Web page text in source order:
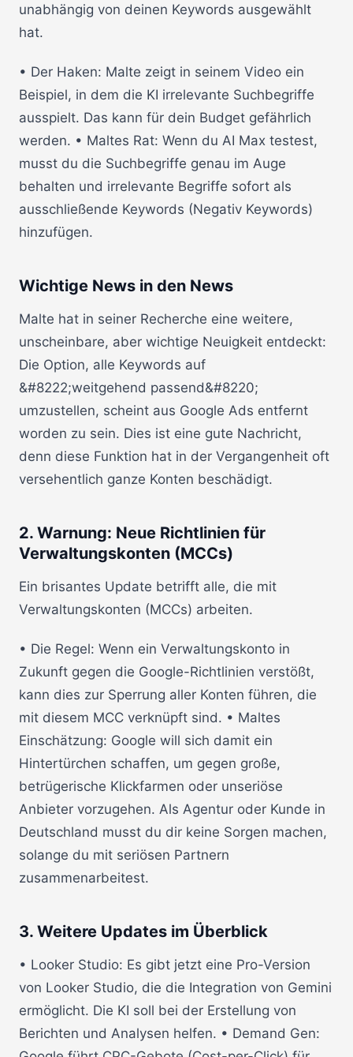
unabhängig von deinen Keywords ausgewählt
hat.
• Der Haken: Malte zeigt in seinem Video ein
Beispiel, in dem die KI irrelevante Suchbegriffe
ausspielt. Das kann für dein Budget gefährlich
werden. • Maltes Rat: Wenn du AI Max testest,
musst du die Suchbegriffe genau im Auge
behalten und irrelevante Begriffe sofort als
ausschließende Keywords (Negativ Keywords)
hinzufügen.
Wichtige News in den News
Malte hat in seiner Recherche eine weitere,
unscheinbare, aber wichtige Neuigkeit entdeckt:
Die Option, alle Keywords auf
&#8222;weitgehend passend&#8220;
umzustellen, scheint aus Google Ads entfernt
worden zu sein. Dies ist eine gute Nachricht,
denn diese Funktion hat in der Vergangenheit oft
versehentlich ganze Konten beschädigt.
2. Warnung: Neue Richtlinien für
Verwaltungskonten (MCCs)
Ein brisantes Update betrifft alle, die mit
Verwaltungskonten (MCCs) arbeiten.
• Die Regel: Wenn ein Verwaltungskonto in
Zukunft gegen die Google-Richtlinien verstößt,
kann dies zur Sperrung aller Konten führen, die
mit diesem MCC verknüpft sind. • Maltes
Einschätzung: Google will sich damit ein
Hintertürchen schaffen, um gegen große,
betrügerische Klickfarmen oder unseriöse
Anbieter vorzugehen. Als Agentur oder Kunde in
Deutschland musst du dir keine Sorgen machen,
solange du mit seriösen Partnern
zusammenarbeitest.
3. Weitere Updates im Überblick
• Looker Studio: Es gibt jetzt eine Pro-Version
von Looker Studio, die die Integration von Gemini
ermöglicht. Die KI soll bei der Erstellung von
Berichten und Analysen helfen. • Demand Gen: